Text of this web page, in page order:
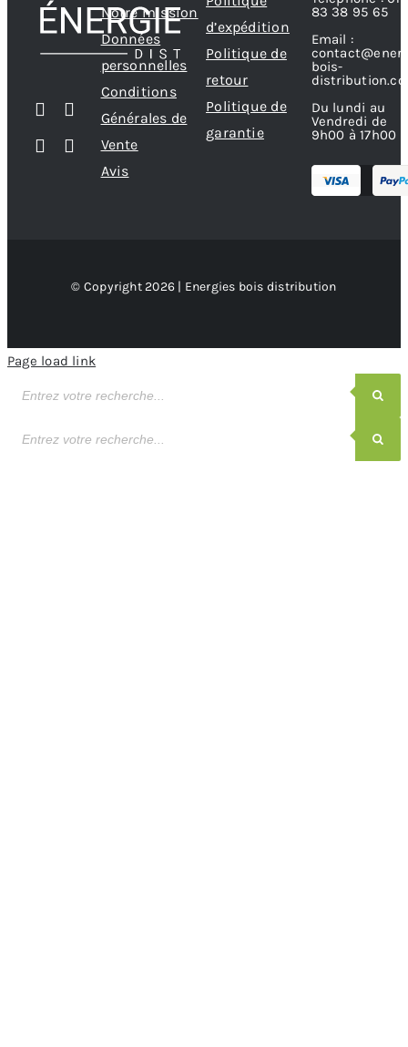
Notre mission
Données
personnelles
Conditions
Générales de
Vente
Avis
d’expédition
Politique de
retour
Politique de
garantie
83 38 95 65
Email :
bois-
Du lundi au
Vendredi de
9h00 à 17h00
© Copyright 2026 | Energies bois distribution
Page load link
de
de